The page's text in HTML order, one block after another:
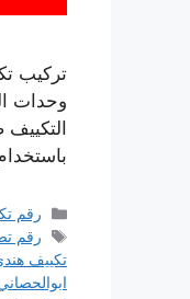
تركيب
وحدات
رقم
رقم
تكييف